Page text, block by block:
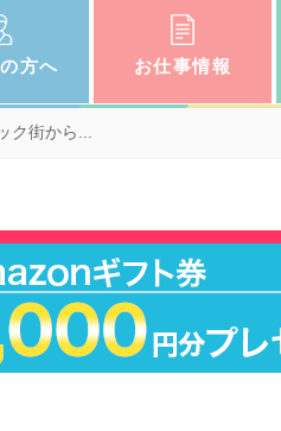
方へ お仕事情報
ク街から...